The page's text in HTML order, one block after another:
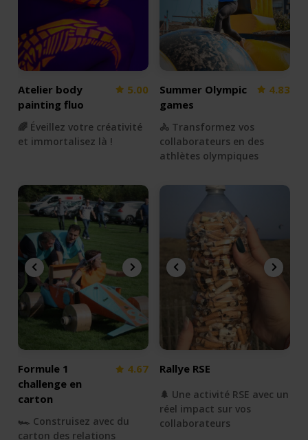
Atelier body
painting fluo
5.00
🌈 Éveillez votre créativité
et immortalisez là !
Summer Olympic
games
4.83
🚴 Transformez vos
collaborateurs en des
athlètes olympiques
Formule 1
challenge en
carton
4.67
🏎 Construisez avec du
carton des relations
Rallye RSE
🌲 Une activité RSE avec un
réel impact sur vos
collaborateurs